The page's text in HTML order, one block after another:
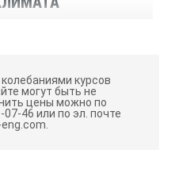
влажности
курсов
могут быть не
цены можно по
46 или по эл. почте